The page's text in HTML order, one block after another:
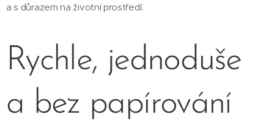
a s důrazem na životní prostředí.
Rychle, jednoduše
a bez papírování